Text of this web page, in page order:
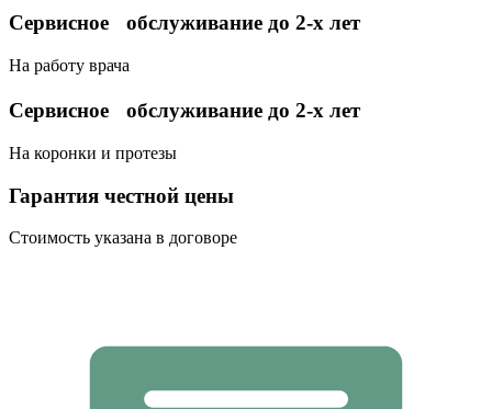
Сервисное обслуживание до 2-х лет
На работу врача
Сервисное обслуживание до 2-х лет
На коронки и протезы
Гарантия честной цены
Стоимость указана в договоре